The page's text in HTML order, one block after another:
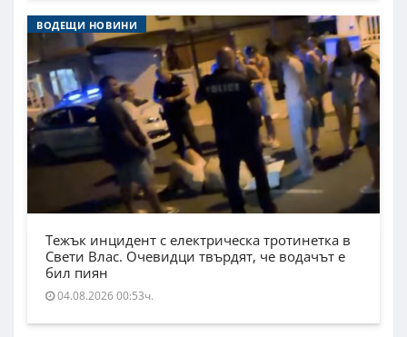
ВОДЕЩИ НОВИНИ
Тежък инцидент с електрическа тротинетка в
Свети Влас. Очевидци твърдят, че водачът е
бил пиян
04.08.2026 00:53ч.